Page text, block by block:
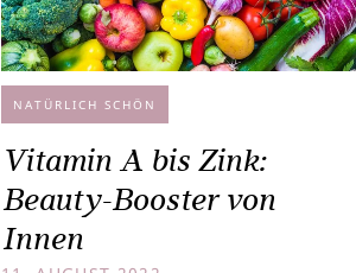
NATÜRLICH SCHÖN
Vitamin A bis Zink:
Beauty-Booster von
Innen